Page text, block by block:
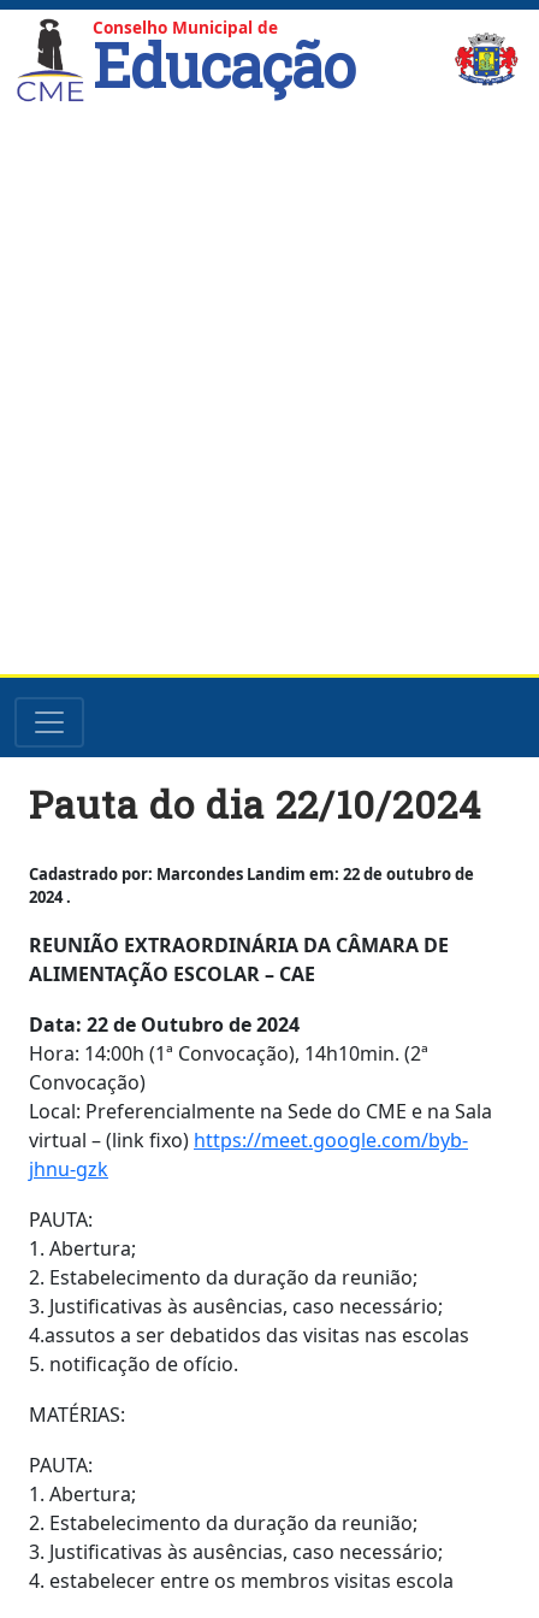
Conselho Municipal de
Educação
content
Pauta do dia 22/10/2024
Cadastrado por: Marcondes Landim em: 22 de outubro de
2024 .
REUNIÃO EXTRAORDINÁRIA DA CÂMARA DE
ALIMENTAÇÃO ESCOLAR – CAE
Data: 22 de Outubro de 2024
Hora: 14:00h (1ª Convocação), 14h10min. (2ª
Convocação)
Local: Preferencialmente na Sede do CME e na Sala
virtual – (link fixo) https://meet.google.com/byb-
jhnu-gzk
PAUTA:
1. Abertura;
2. Estabelecimento da duração da reunião;
3. Justificativas às ausências, caso necessário;
4.assutos a ser debatidos das visitas nas escolas
5. notificação de ofício.
MATÉRIAS:
PAUTA:
1. Abertura;
2. Estabelecimento da duração da reunião;
3. Justificativas às ausências, caso necessário;
4. estabelecer entre os membros visitas escola